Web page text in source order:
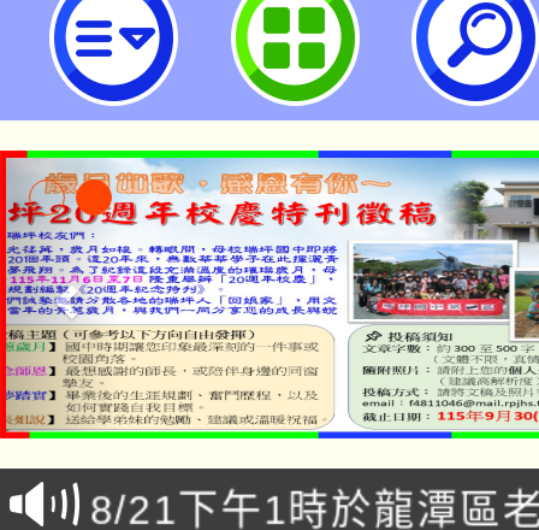
「本色祭」8/29、30在
場熱烈登場!
8/21下午1時於龍潭區